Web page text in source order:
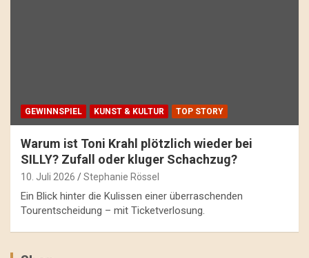
GEWINNSPIEL KUNST & KULTUR TOP STORY
Warum ist Toni Krahl plötzlich wieder bei
SILLY? Zufall oder kluger Schachzug?
10. Juli 2026 Stephanie Rössel
Ein Blick hinter die Kulissen einer überraschenden
Tourentscheidung – mit Ticketverlosung.